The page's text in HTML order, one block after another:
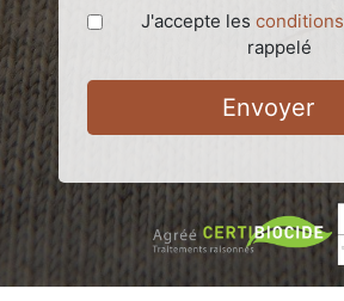
J'accepte les conditions
rappelé
Envoyer